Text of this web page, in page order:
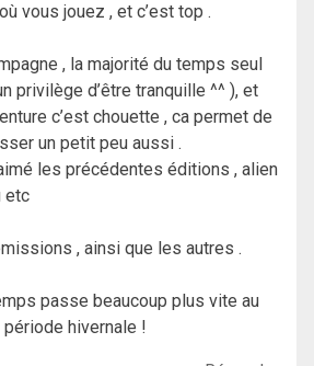
vous jouez , et c’est top .
, la majorité du temps seul
privilège d’être tranquille ^^ ), et
c’est chouette , ca permet de
un petit peu aussi .
les précédentes éditions , alien
etc
, ainsi que les autres .
passe beaucoup plus vite au
hivernale !